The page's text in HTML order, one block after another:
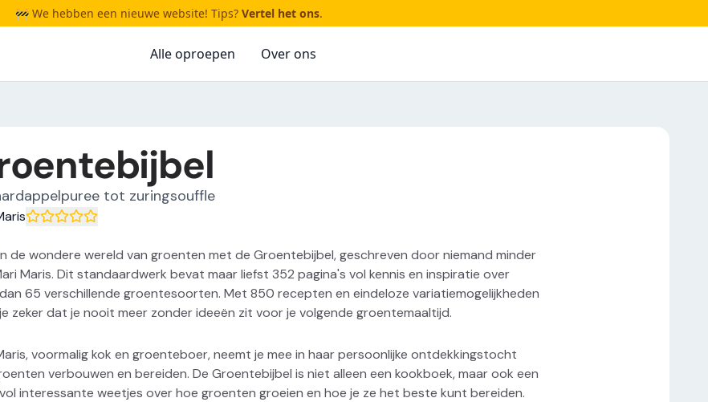
🚧 We hebben een nieuwe website! Tips? Vertel het ons.
Alle oproepen Over ons
tot zuringsouffle
de wondere wereld van groenten met de Groentebijbel, geschreven door niemand minder
Maris. Dit standaardwerk bevat maar liefst 352 pagina's vol kennis en inspiratie over
65 verschillende groentesoorten. Met 850 recepten en eindeloze variatiemogelijkheden
zeker dat je nooit meer zonder ideeën zit voor je volgende groentemaaltijd.
voormalig kok en groenteboer, neemt je mee in haar persoonlijke ontdekkingstocht
verbouwen en bereiden. De Groentebijbel is niet alleen een kookboek, maar ook een
interessante weetjes over hoe groenten groeien en hoe je ze het beste kunt bereiden.